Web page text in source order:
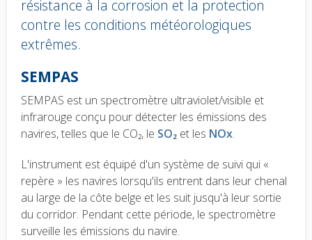
résistance à la corrosion et la protection
contre les conditions météorologiques
extrêmes.
Body
SEMPAS
SEMPAS est un spectromètre ultraviolet/visible et
infrarouge conçu pour détecter les émissions des
navires, telles que le CO₂, le SO₂ et les NOx.
L'instrument est équipé d'un système de suivi qui «
repère » les navires lorsqu'ils entrent dans leur chenal
au large de la côte belge et les suit jusqu'à leur sortie
du corridor. Pendant cette période, le spectromètre
surveille les émissions du navire.